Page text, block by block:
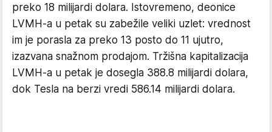
preko 18 milijardi dolara. Istovremeno, deonice
LVMH-a u petak su zabežile veliki uzlet: vrednost
im je porasla za preko 13 posto do 11 ujutro,
izazvana snažnom prodajom. Tržišna kapitalizacija
LVMH-a u petak je dosegla 388.8 milijardi dolara,
dok Tesla na berzi vredi 586.14 milijardi dolara.